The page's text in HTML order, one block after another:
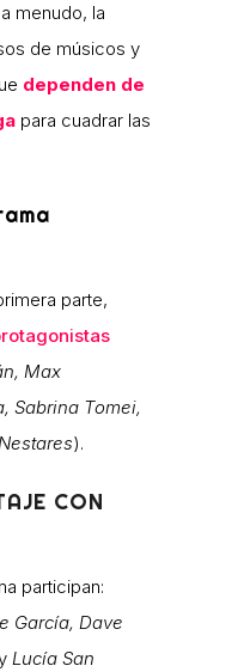
menudo, la
de músicos y
dependen de
para cuadrar las
parte,
Max
Sabrina Tomei,
).
CON
participan:
García, Dave
Lucía San